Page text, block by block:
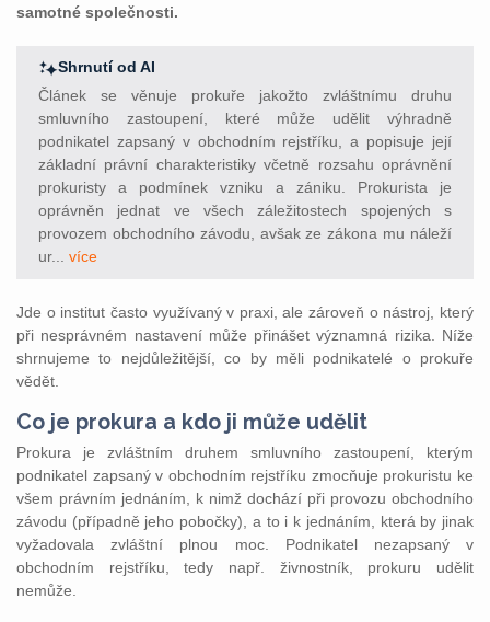
samotné společnosti.
Shrnutí od AI
Článek se věnuje prokuře jakožto zvláštnímu druhu
smluvního zastoupení, které může udělit výhradně
podnikatel zapsaný v obchodním rejstříku, a popisuje její
základní právní charakteristiky včetně rozsahu oprávnění
prokuristy a podmínek vzniku a zániku. Prokurista je
oprávněn jednat ve všech záležitostech spojených s
provozem obchodního závodu, avšak ze zákona mu náleží
ur... více
Jde o institut často využívaný v praxi, ale zároveň o nástroj, který
při nesprávném nastavení může přinášet významná rizika. Níže
shrnujeme to nejdůležitější, co by měli podnikatelé o prokuře
vědět.
Co je prokura a kdo ji může udělit
Prokura je zvláštním druhem smluvního zastoupení, kterým
podnikatel zapsaný v obchodním rejstříku zmocňuje prokuristu ke
všem právním jednáním, k nimž dochází při provozu obchodního
závodu (případně jeho pobočky), a to i k jednáním, která by jinak
vyžadovala zvláštní plnou moc. Podnikatel nezapsaný v
obchodním rejstříku, tedy např. živnostník, prokuru udělit
nemůže.